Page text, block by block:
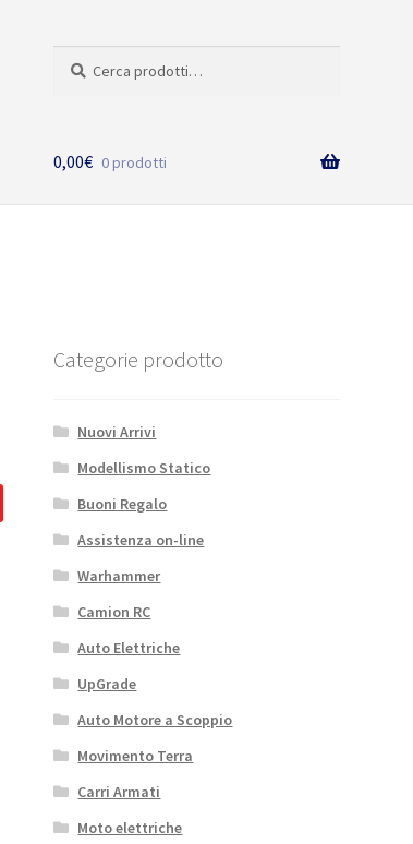
0,00€ 0 prodotti
Categorie prodotto
Nuovi Arrivi
Modellismo Statico
Buoni Regalo
Assistenza on-line
Warhammer
Camion RC
Auto Elettriche
UpGrade
Auto Motore a Scoppio
Movimento Terra
Carri Armati
Moto elettriche